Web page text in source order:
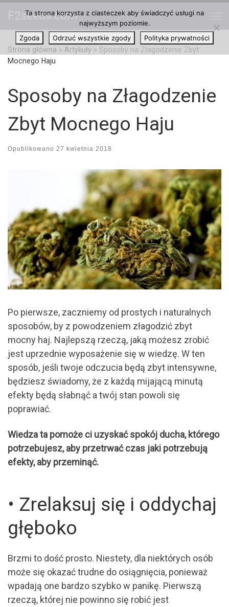
Przejdź do treści
F2seeds.com
Strona główna » Artykuły » Sposoby na Złagodzenie Zbyt
Mocnego Haju
Sposoby na Złagodzenie
Zbyt Mocnego Haju
Opublikowano 27 kwietnia 2018
Po pierwsze, zaczniemy od prostych i naturalnych
sposobów, by z powodzeniem złagodzić zbyt
mocny haj. Najlepszą rzeczą, jaką możesz zrobić
jest uprzednie wyposażenie się w wiedzę. W ten
sposób, jeśli twoje odczucia będą zbyt intensywne,
będziesz świadomy, że z każdą mijającą minutą
efekty będą słabnąć a twój stan powoli się
poprawiać.
Wiedza ta pomoże ci uzyskać spokój ducha, którego
potrzebujesz, aby przetrwać czas jaki potrzebują
efekty, aby przeminąć.
• Zrelaksuj się i oddychaj
głęboko
Brzmi to dość prosto. Niestety, dla niektórych osób
może się okazać trudne do osiągnięcia, ponieważ
wpadają one bardzo szybko w panikę. Pierwszą
rzeczą, której nie powinno się robić jest
Ta strona korzysta z ciasteczek aby świadczyć usługi na
najwyższym poziomie.
Zgoda
Odrzuć wszystkie zgody Polityka prywatności